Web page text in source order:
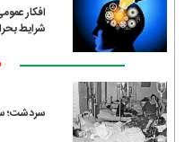
افکار
شرایط
سردشت؛